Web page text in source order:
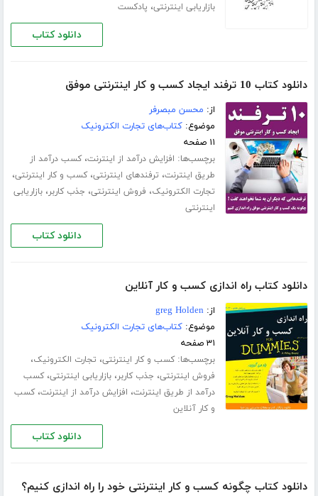
بازاریابی اینترنتی، پادکست
دانلود کتاب
دانلود کتاب 10 ترفند ایجاد کسب و کار اینترنتی موفق
از: محسن مبصرفر
موضوع:کتاب‌های تجارت الکترونیک
۱۱ صفحه
برچسب‌ها: افزایش درآمد از اینترنت،کسب درآمد از
طریق اینترنت، ترفندهای اینترنتی،کسب و کار اینترنتی،
تجارت الکترونیک، فروش اینترنتی، جذب کاربر،بازاریابی
اینترنتی
دانلود کتاب
دانلود کتاب راه اندازی کسب و کار آنلاین
از: greg Holden
موضوع:کتاب‌های تجارت الکترونیک
۳۱ صفحه
برچسب‌ها:کسب و کار اینترنتی، تجارت الکترونیک،
فروش اینترنتی، جذب کاربر،بازاریابی اینترنتی،کسب
درآمد از طریق اینترنت، افزایش درآمد از اینترنت،کسب
و کار آنلاین
دانلود کتاب
دانلود کتاب چگونه کسب و کار اینترنتی خود را راه اندازی کنیم؟